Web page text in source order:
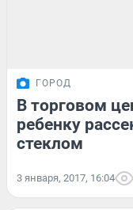
ГОРОД
В торговом
ребенку
стеклом
3 января, 2017, 16:04